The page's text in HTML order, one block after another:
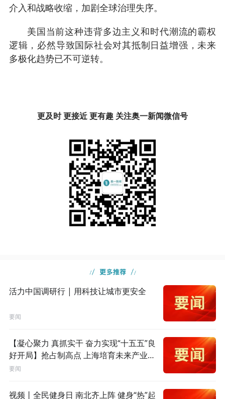
介入和战略收缩，加剧全球治理失序。
美国当前这种违背多边主义和时代潮流的霸权
逻辑，必然导致国际社会对其抵制日益增强，未来
多极化趋势已不可逆转。
更及时 更接近 更有趣 关注奥一新闻微信号
活力中国调研行 | 用科技让城市更安全
要闻
【凝心聚力 真抓实干 奋力实现“十五五”良
好开局】抢占制高点 上海培育未来产业新
模式
要闻
视频丨全民健身日 南北齐上阵 健身“热”起